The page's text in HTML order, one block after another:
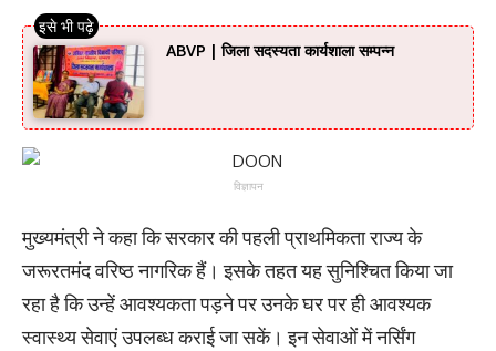
ABVP | जिला सदस्यता कार्यशाला सम्पन्न
विज्ञापन
मुख्यमंत्री ने कहा कि सरकार की पहली प्राथमिकता राज्य के
जरूरतमंद वरिष्ठ नागरिक हैं। इसके तहत यह सुनिश्चित किया जा
रहा है कि उन्हें आवश्यकता पड़ने पर उनके घर पर ही आवश्यक
स्वास्थ्य सेवाएं उपलब्ध कराई जा सकें। इन सेवाओं में नर्सिंग